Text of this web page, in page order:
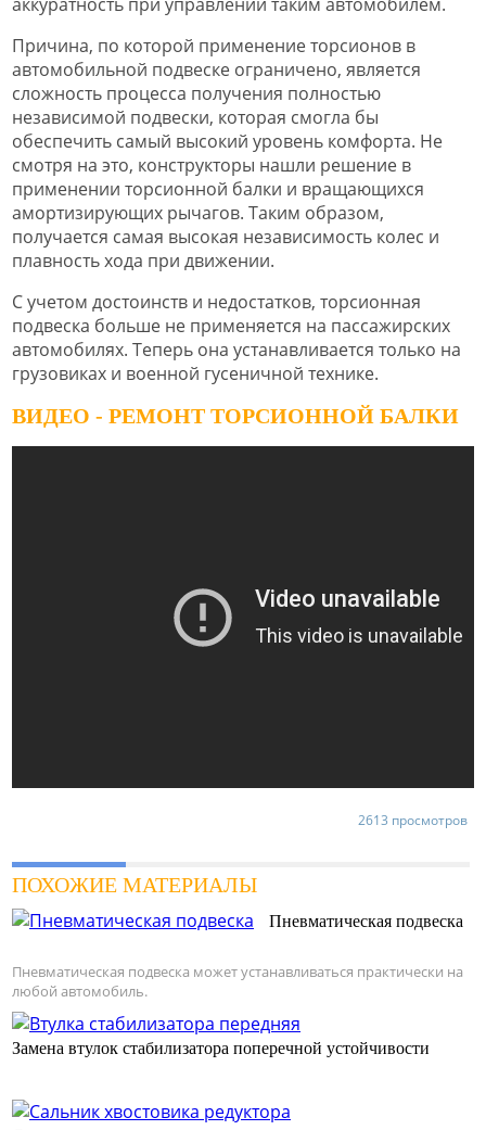
Причина, по которой применение торсионов в
автомобильной подвеске ограничено, является
сложность процесса получения полностью
независимой подвески, которая смогла бы
обеспечить самый высокий уровень комфорта. Не
смотря на это, конструкторы нашли решение в
применении торсионной балки и вращающихся
амортизирующих рычагов. Таким образом,
получается самая высокая независимость колес и
плавность хода при движении.
С учетом достоинств и недостатков, торсионная
подвеска больше не применяется на пассажирских
автомобилях. Теперь она устанавливается только на
грузовиках и военной гусеничной технике.
ВИДЕО - РЕМОНТ ТОРСИОННОЙ БАЛКИ
2613 просмотров
ПОХОЖИЕ МАТЕРИАЛЫ
Пневматическая подвеска
Пневматическая подвеска может устанавливаться практически на
любой автомобиль.
Замена втулок стабилизатора поперечной устойчивости